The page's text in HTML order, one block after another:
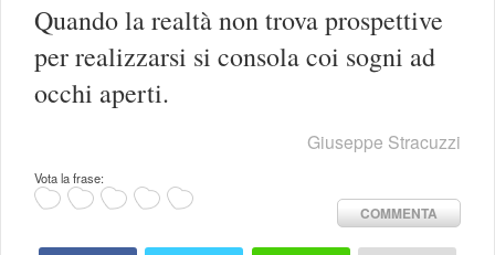
Quando la realtà non trova prospettive
per realizzarsi si consola coi sogni ad
occhi aperti.
Giuseppe Stracuzzi
Vota la frase:
COMMENTA